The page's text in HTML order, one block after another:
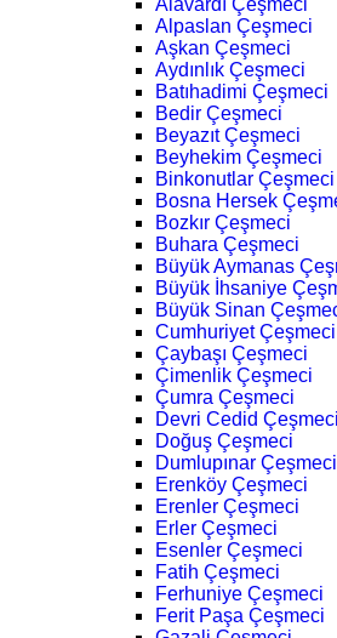
Alavardı Çeşmeci
Alpaslan Çeşmeci
Aşkan Çeşmeci
Aydınlık Çeşmeci
Batıhadimi Çeşmeci
Bedir Çeşmeci
Beyazıt Çeşmeci
Beyhekim Çeşmeci
Binkonutlar Çeşmeci
Bosna Hersek
Bozkır Çeşmeci
Buhara Çeşmeci
Büyük Aymanas
Büyük İhsaniye
Büyük Sinan
Cumhuriyet Çeşmeci
Çaybaşı Çeşmeci
Çimenlik Çeşmeci
Çumra Çeşmeci
Devri Cedid Çeşmeci
Doğuş Çeşmeci
Dumlupınar Çeşmeci
Erenköy Çeşmeci
Erenler Çeşmeci
Erler Çeşmeci
Esenler Çeşmeci
Fatih Çeşmeci
Ferhuniye Çeşmeci
Ferit Paşa Çeşmeci